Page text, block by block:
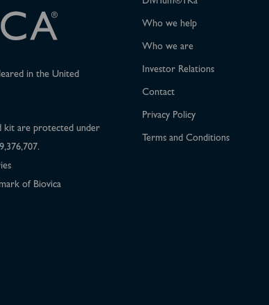
in the United
kit are protected under
of Biovica
Who we help
Who we are
Investor Relations
Contact
Privacy Policy
Terms and Conditions